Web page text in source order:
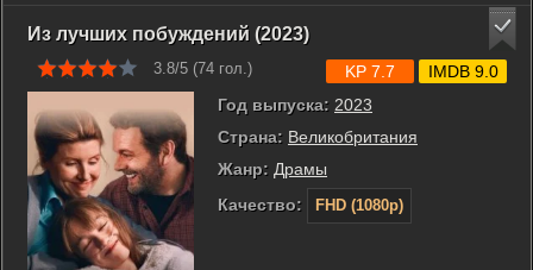
Из лучших побуждений (2023)
3.8/5 (74 гол.)
Год выпуска: 2023
Страна: Великобритания
Жанр: Драмы
Качество:
FHD (1080p)
KP 7.7 IMDB 9.0